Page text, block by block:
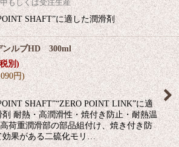
もしくは受注生産
SHAFT”に適した潤滑剤
ンルブHD 300ml
別)
円)
SHAFT”“ZERO POINT LINK”に適
剤 耐熱・高潤滑性・焼付き防止・耐熱温
荷重潤滑部の部品組付け、焼き付き防
効果がある二硫化モリ…